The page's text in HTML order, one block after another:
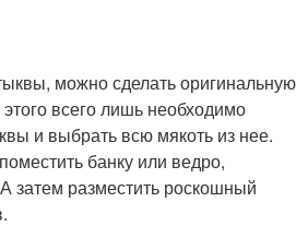
можно сделать оригинальную
всего лишь необходимо
и выбрать всю мякоть из нее.
банку или ведро,
затем разместить роскошный